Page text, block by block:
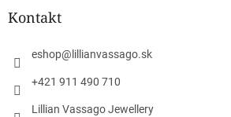
Kontakt
eshop@ lillianvassago.sk
+421 911 490 710
Lillian Vassago Jewellery